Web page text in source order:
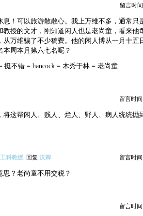
留言时
息！可以旅游散散心。我上万维不多，通常只
教授的文才，刚知道闲人也是老尚童，看来他
从万维骗了不少稿费。他的闲人博从一月十五
本周本月第六七名呢？
挺不错 = hancock = 木秀于林 = 老尚童
留言时间
将这帮闲人、贱人、烂人、野人、病人统统抛
科教授. 回复 汉卿 留言时间
思？老尚童不用交税？
留言时间